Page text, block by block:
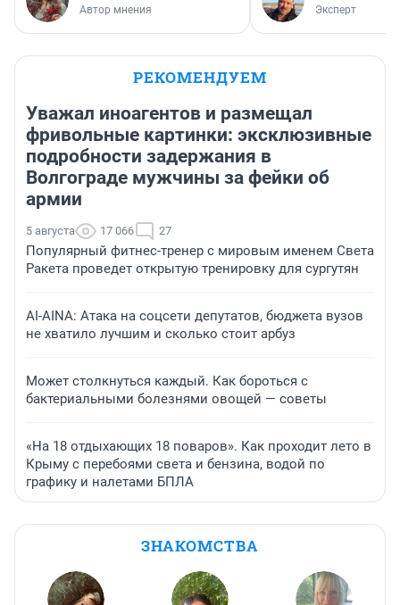
Автор мнения Эксперт
РЕКОМЕНДУЕМ
Уважал иноагентов и размещал
фривольные картинки: эксклюзивные
подробности задержания в
Волгограде мужчины за фейки об
армии
5 августа 17 066 27
Популярный фитнес-тренер с мировым именем Света
Ракета проведет открытую тренировку для сургутян
AI-AINA: Атака на соцсети депутатов, бюджета вузов
не хватило лучшим и сколько стоит арбуз
Может столкнуться каждый. Как бороться с
бактериальными болезнями овощей — советы
«На 18 отдыхающих 18 поваров». Как проходит лето в
Крыму с перебоями света и бензина, водой по
графику и налетами БПЛА
ЗНАКОМСТВА